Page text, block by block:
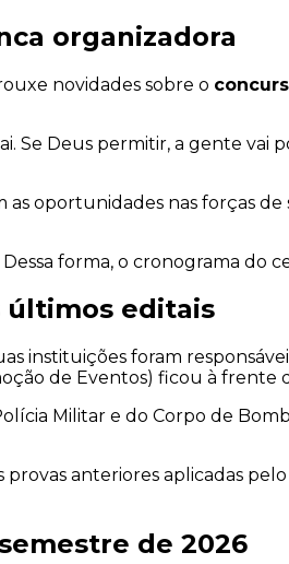
organizadora
novidades sobre o
Se Deus permitir, a gente
oportunidades nas forças
forma, o cronograma do
últimos editais
instituições foram
de Eventos) ficou à frente
Militar e do Corpo de
anteriores aplicadas
de 2026